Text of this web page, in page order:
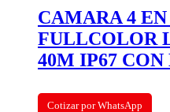
CAMARA 4 EN
FULLCOLOR
40M IP67
Cotizar por WhatsApp